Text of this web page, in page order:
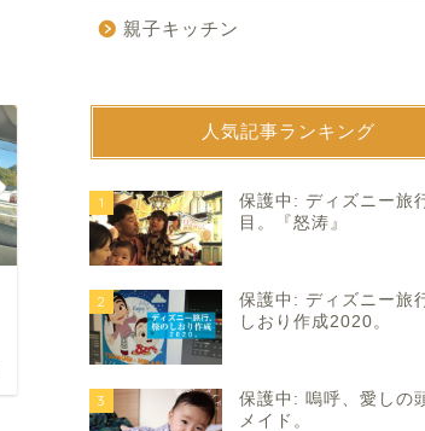
保育園を転園の決断。
子育て
思い出
親子キッチン
人気記事ランキング
1
保護中: ディズニー旅
目。『怒涛』
2
保護中: ディズニー旅
しおり作成2020。
3
保護中: 嗚呼、愛しの
メイド。